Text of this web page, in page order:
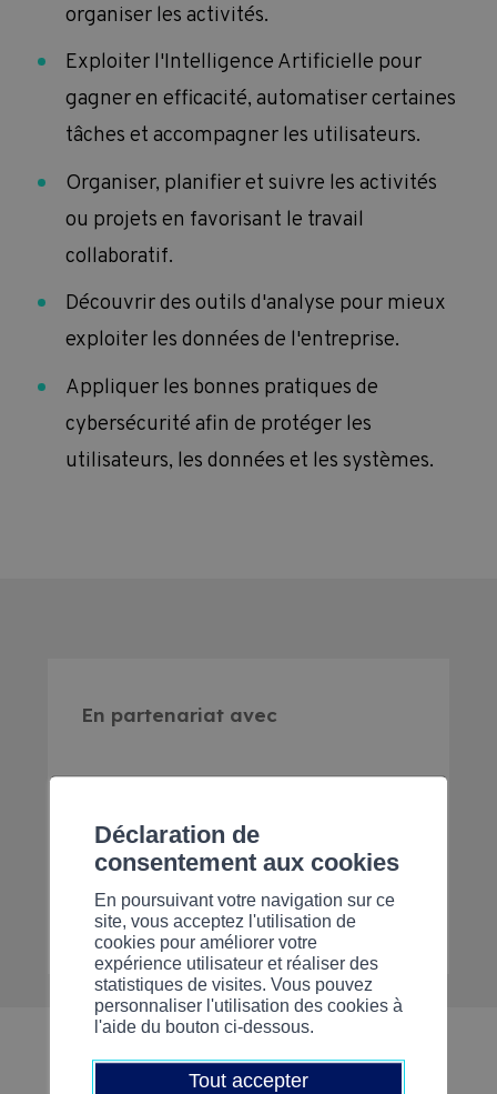
organiser les activités.
Exploiter l'Intelligence Artificielle pour
gagner en efficacité, automatiser certaines
tâches et accompagner les utilisateurs.
Organiser, planifier et suivre les activités
ou projets en favorisant le travail
collaboratif.
Découvrir des outils d'analyse pour mieux
exploiter les données de l'entreprise.
Appliquer les bonnes pratiques de
cybersécurité afin de protéger les
utilisateurs, les données et les systèmes.
En partenariat avec
Contenu
Déclaration de
consentement aux cookies
En poursuivant votre navigation sur ce
site, vous acceptez l'utilisation de
cookies pour améliorer votre
expérience utilisateur et réaliser des
statistiques de visites. Vous pouvez
personnaliser l'utilisation des cookies à
l'aide du bouton ci-dessous.
Tout accepter